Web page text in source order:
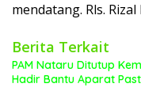
mendatang. Rls. Rizal
Berita Terkait
PAM Nataru Ditutup
Hadir Bantu Aparat